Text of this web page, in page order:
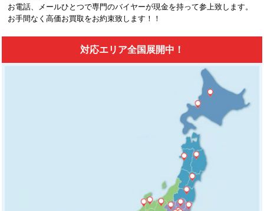
お電話、メールひとつで専門のバイヤーが現金を持って参上致します。
お手間なく高価お買取をお約束致します！！
対応エリア全国展開中！